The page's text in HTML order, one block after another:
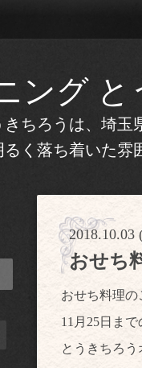
ング と
ちろうは、埼
く落ち着いた雰
2018.10.03
おせち
おせち料理の
11月25日ま
とうきちろ